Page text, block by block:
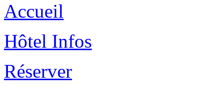
Accueil
Hôtel Infos
Réserver